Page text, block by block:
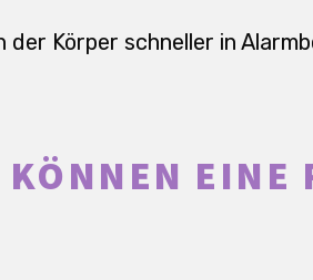
der Körper schneller in
EINE